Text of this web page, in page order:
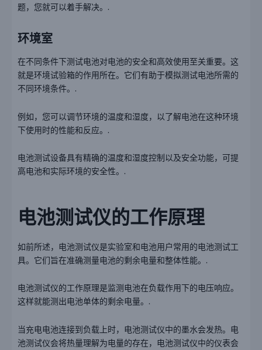
题，您就可以着手解决。.
环境室
在不同条件下测试电池对电池的安全和高效使用至关重要。这
就是环境试验箱的作用所在。它们有助于模拟测试电池所需的
不同环境条件。.
例如，您可以调节环境的温度和湿度，以了解电池在这种环境
下使用时的性能和反应。.
电池测试设备具有精确的温度和湿度控制以及安全功能，可提
高电池和实际环境的安全性。.
电池测试仪的工作原理
如前所述，电池测试仪是实验室和电池用户常用的电池测试工
具。它们旨在准确测量电池的剩余电量和整体性能。.
电池测试仪的工作原理是监测电池在负载作用下的电压响应。
这样就能测出电池单体的剩余电量。.
当充电电池连接到负载上时，电池测试仪中的墨水会发热。电
池测试仪会将热量理解为电量的存在，电池测试仪中的仪表会